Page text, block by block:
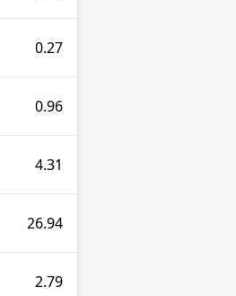
0.27
0.96
4.31
26.94
2.79